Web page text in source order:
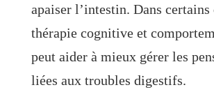
apaiser l’intestin. Dans certains
thérapie cognitive et
peut aider à mieux gérer les
liées aux troubles digestifs.